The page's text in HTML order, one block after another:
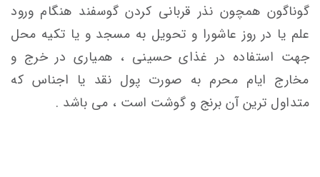
گوناگون همچون نذر قربانی کردن گوسفند هنگام ورود
علم یا در روز عاشورا و تحویل به مسجد و یا تکیه محل
جهت استفاده در غذای حسینی ، همیاری در خرج و
مخارج ایام محرم به صورت پول نقد یا اجناس که
متداول ترین آن برنج و گوشت است ، می باشد .